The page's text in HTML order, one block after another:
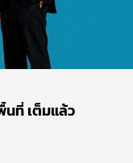
นที่ เต็มแล้ว